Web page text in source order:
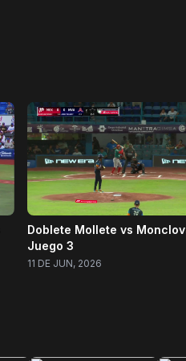
Doblete Mollete vs
Juego 3
11 DE JUN, 2026